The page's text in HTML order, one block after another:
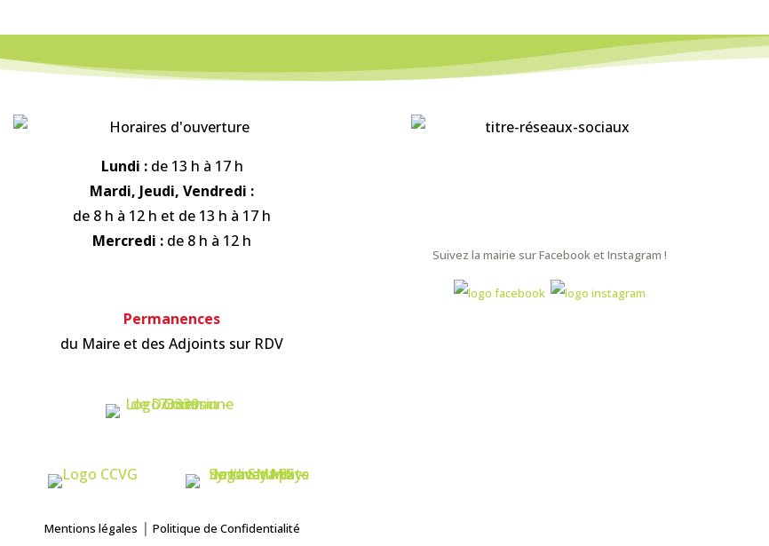
Lundi :de 13 h à 17 h
Mardi, Jeudi, Vendredi :
de 8 h à 12 h et de 13 h à 17 h
Mercredi : de 8 h à 12 h
Permanences
du Maire et des Adjoints sur RDV
Suivez la mairie sur Facebook et Instagram !
Mentions légales | Politique de Confidentialité